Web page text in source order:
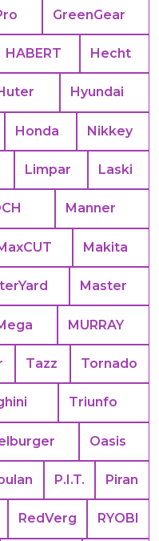
GreenGear
HABERT Hecht
Hyundai
Honda Nikkey
Limpar Laski
Manner
Makita
Master
MURRAY
Tazz Tornado
Triunfo
Oasis
P.I.T. Piran
RedVerg RYOBI